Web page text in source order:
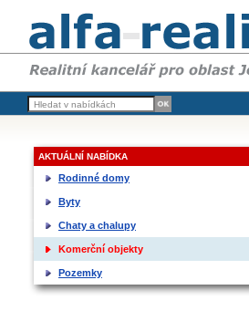
AKTUÁLNÍ NABÍDKA
Rodinné domy
Byty
Chaty a chalupy
Komerční objekty
Pozemky